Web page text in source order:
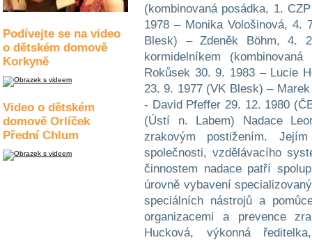
Podívejte se na video
o dětském domově
Korkyně
Video o dětském
domově Orlíček
Přední Chlum
(kombinovaná posádka, 1.
1978 – Monika Vološinová, 4.
Blesk) – Zdeněk Böhm,
kormidelníkem
Rokůsek 30. 9. 1983 – Lucie
23. 9. 1977 (VK Blesk) –
- David Pfeffer 29. 12. 1980
(Ústí n. Labem) Nadace
zrakovým postižením.
společnosti, vzdělávacího
činnostem nadace patří
úrovně vybavení
speciálních nástrojů a
organizacemi a prevence
Hucková, výkonná